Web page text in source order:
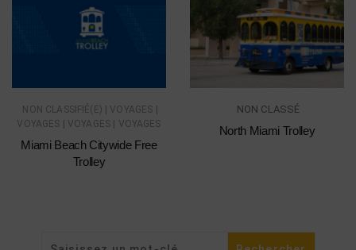
NON CLASSIFIÉ(E) | VOYAGES |
VOYAGES | VOYAGES | VOYAGES
Miami Beach Citywide Free
Trolley
NON CLASSÉ
North Miami Trolley